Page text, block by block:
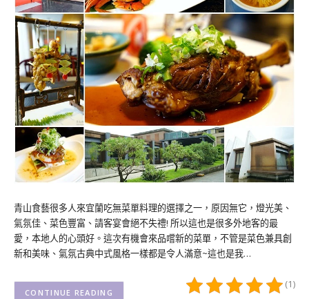
青山食藝很多人來宜蘭吃無菜單料理的選擇之一，原因無它，燈光美、
氣氛佳、菜色豐富、請客宴會絕不失禮! 所以這也是很多外地客的最
愛，本地人的心頭好。這次有機會來品嚐新的菜單，不管是菜色兼具創
新和美味、氣氛古典中式風格一樣都是令人滿意~這也是我…
(1)
CONTINUE READING